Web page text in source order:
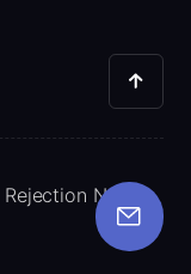
Notice